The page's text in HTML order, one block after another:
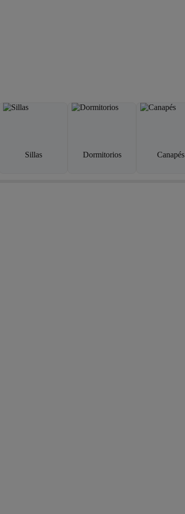
Sillas Dormitorios Canapés